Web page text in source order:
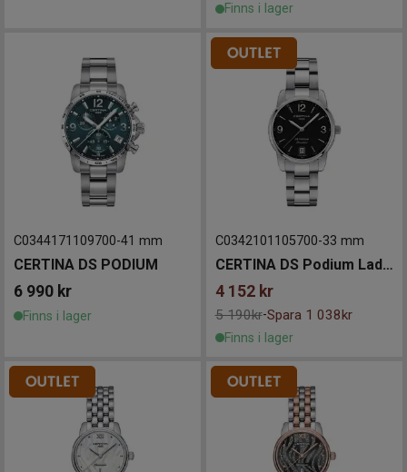
Finns i lager
C0344171109700-41 mm
CERTINA DS PODIUM
6 990 kr
Finns i lager
C0342101105700-33 mm
CERTINA DS Podium Lady 33mm
4 152 kr
5 190kr-Spara 1 038kr
Finns i lager